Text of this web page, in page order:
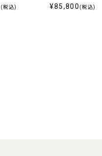
(税込)
ェック
¥85,800 (税込)